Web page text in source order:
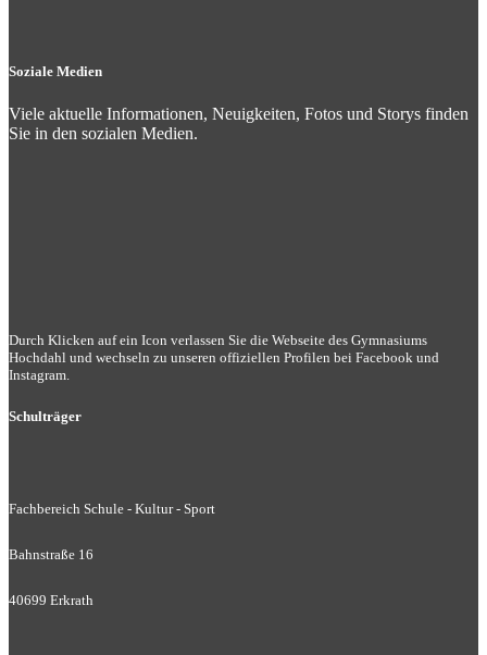
Soziale Medien
Viele aktuelle Informationen, Neuigkeiten, Fotos und Storys finden
Sie in den sozialen Medien.
Durch Klicken auf ein Icon verlassen Sie die Webseite des Gymnasiums
Hochdahl und wechseln zu unseren offiziellen Profilen bei Facebook und
Instagram.
Schulträger
Fachbereich Schule - Kultur - Sport
Bahnstraße 16
40699 Erkrath